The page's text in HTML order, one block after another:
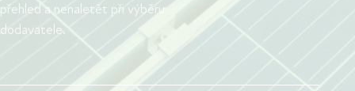
přehled a nenaletět při výběru
dodavatele.